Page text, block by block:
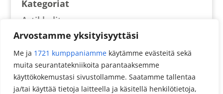
Arvostamme yksityisyyttäsi
Me ja 1721 kumppaniamme käytämme evästeitä sekä
muita seurantatekniikoita parantaaksemme
käyttökokemustasi sivustollamme. Saatamme tallentaa
ja/tai käyttää tietoja laitteella ja käsitellä henkilötietoja,
Kategoriat
Artikkelit
Reseptit
Meta
Kirjaudu sisään